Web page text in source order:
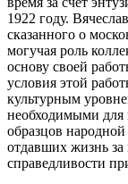
1922 году.
сказанного о
могучая роль
основу своей
условия этой
культурным
необходимыми для
образцов
отдавших жизнь
справедливости